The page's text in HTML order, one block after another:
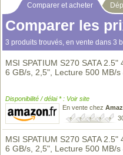
Comparer et acheter
Comparer les
3 produits trouvés, en vente dans 3
MSI SPATIUM S270 SATA
6 GB/s, 2,5", Lecture 500 MB/
Disponibilité / délai * : Voir site
En vente chez
MSI SPATIUM S270 SATA
6 GB/s, 2,5", Lecture 500 MB/